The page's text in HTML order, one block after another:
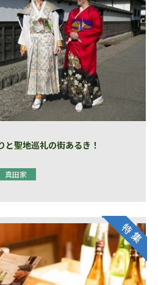
と聖地巡礼の街あるき！
真田家